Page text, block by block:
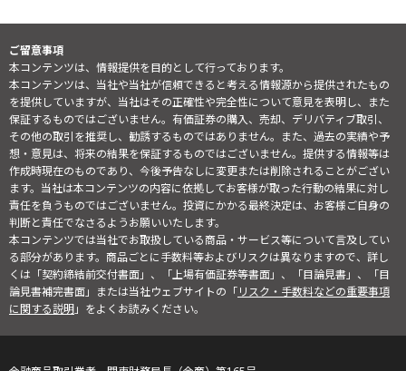
ご留意事項
本コンテンツは、情報提供を目的として行っております。
本コンテンツは、当社や当社が信頼できると考える情報源から提供されたもの
を提供していますが、当社はその正確性や完全性について意見を表明し、また
保証するものではございません。有価証券の購入、売却、デリバティブ取引、
その他の取引を推奨し、勧誘するものではありません。また、過去の実績や予
想・意見は、将来の結果を保証するものではございません。提供する情報等は
作成時現在のものであり、今後予告なしに変更または削除されることがござい
ます。当社は本コンテンツの内容に依拠してお客様が取った行動の結果に対し
責任を負うものではございません。投資にかかる最終決定は、お客様ご自身の
判断と責任でなさるようお願いいたします。
本コンテンツでは当社でお取扱している商品・サービス等について言及してい
る部分があります。商品ごとに手数料等およびリスクは異なりますので、詳し
くは「契約締結前交付書面」、「上場有価証券等書面」、「目論見書」、「目
論見書補完書面」または当社ウェブサイトの「リスク・手数料などの重要事項
に関する説明」をよくお読みください。